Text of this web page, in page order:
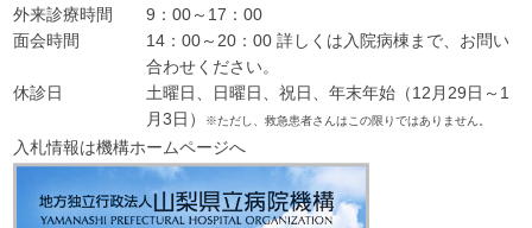
外来診療時間
9：00～17：00
面会時間
14：00～20：00 詳しくは入院病棟まで、お問い
合わせください。
休診日
土曜日、日曜日、祝日、年末年始（12月29日～1
月3日）
※ただし、救急患者さんはこの限りではありません。
入札情報は機構ホームページへ